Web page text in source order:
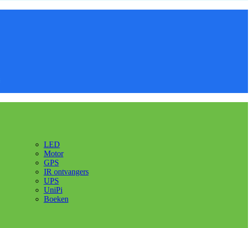
LED
Motor
GPS
IR ontvangers
UPS
UniPi
Boeken